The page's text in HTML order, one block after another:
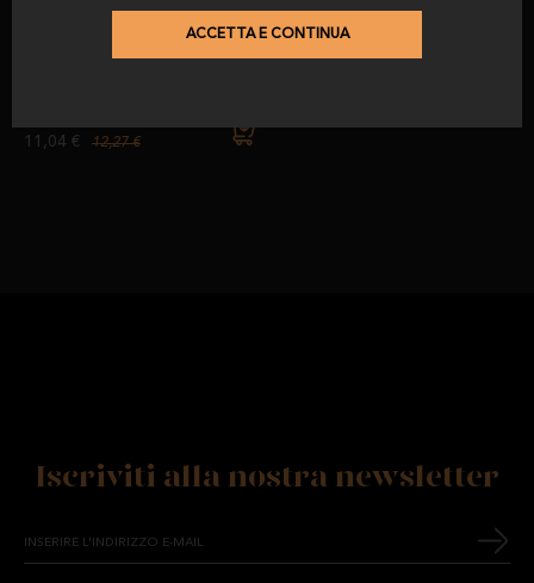
ACCETTA E CONTINUA
100% salame di bellota iberico
11,04 €
12,27 €
-10 %
Iscriviti alla nostra newsletter